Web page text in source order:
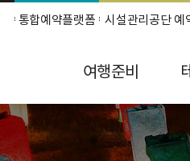
통합예약플랫폼 시설관리공단 예
여행준비